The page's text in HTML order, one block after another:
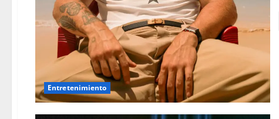
Entretenimiento